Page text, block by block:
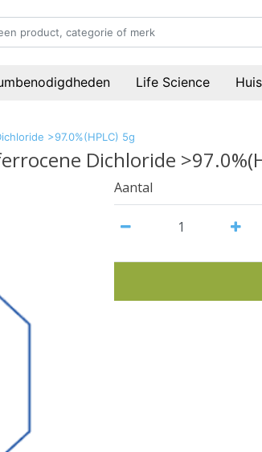
Life Science
>97.0%(HPLC) 5g
Dichloride
Aantal